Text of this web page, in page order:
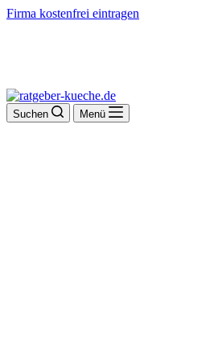
Firma kostenfrei eintragen
Suchen Menü